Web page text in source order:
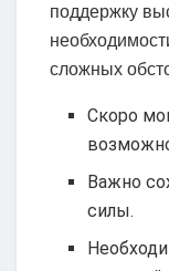
поддержку
сложных
Скоро
Важно
силы.